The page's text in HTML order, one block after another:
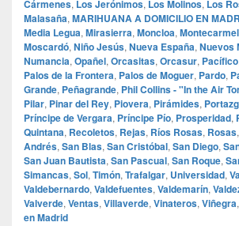
Cármenes, Los Jerónimos, Los Molinos, Los
Malasaña, MARIHUANA A DOMICILIO EN
Media Legua, Mirasierra, Moncloa,
Moscardó, Niño Jesús, Nueva España, Nuevos
Numancia, Opañel, Orcasitas, Orcasur, Pacífico
Palos de la Frontera, Palos de Moguer, Pardo,
Grande, Peñagrande, Phil Collins - "In the Air
Pilar, Pinar del Rey, Piovera, Pirámides,
Príncipe de Vergara, Príncipe Pío, Prosperidad,
Quintana, Recoletos, Rejas, Ríos Rosas, Rosas,
Andrés, San Blas, San Cristóbal, San Diego,
San Juan Bautista, San Pascual, San Roque,
Simancas, Sol, Timón, Trafalgar, Universidad,
Valdebernardo, Valdefuentes, Valdemarín,
Valverde, Ventas, Villaverde, Vinateros, Viñegra,
en Madrid